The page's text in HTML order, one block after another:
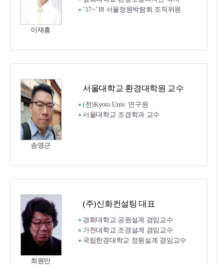
이재흥
’17~’18 서울정원박람회 조직위원
송영근
서울대학교 환경대학원 교수
(전)Kyoto Univ. 연구원
서울대학교 조경학과 교수
최원만
(주)신화컨설팅 대표
경희대학교 공원설계 겸임교수
가천대학교 조경설계 겸임교수
국립한경대학교 정원설계 겸임교수